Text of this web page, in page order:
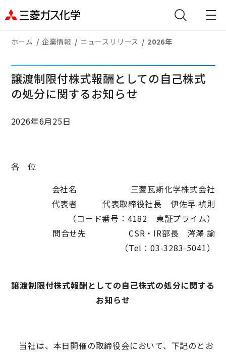
ホーム 企業情報 ニュースリリース 2026年
譲渡制限付株式報酬としての自己株式
の処分に関するお知らせ
2026年6月25日
各 位
会社名 三菱瓦斯化学株式会社
代表者 代表取締役社長 伊佐早 禎則
（コード番号：4182 東証プライム）
問合せ先 CSR・IR部長 涔澤 諭
（Tel：03-3283-5041）
譲渡制限付株式報酬としての自己株式の処分に関する
お知らせ
当社は、本日開催の取締役会において、下記のとお